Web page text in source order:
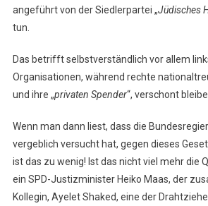
angeführt von der Siedlerpartei „Jüdisches
tun.
Das betrifft selbstverständlich vor allem
Organisationen, während rechte
und ihre „privaten Spender“, verschont
Wenn man dann liest, dass die
vergeblich versucht hat, gegen dieses
ist das zu wenig! Ist das nicht viel mehr die
ein SPD-Justizminister Heiko Maas, der
Kollegin, Ayelet Shaked, eine der